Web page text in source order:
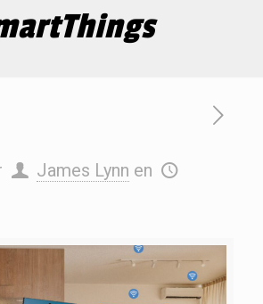
James Lynn en